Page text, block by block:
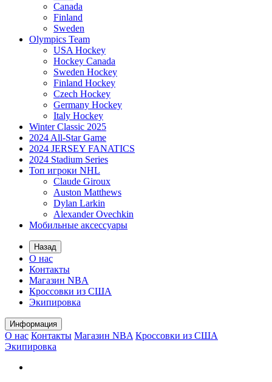
Canada
Finland
Sweden
Olympics Team
USA Hockey
Hockey Canada
Sweden Hockey
Finland Hockey
Czech Hockey
Germany Hockey
Italy Hockey
Winter Classic 2025
2024 All-Star Game
2024 JERSEY FANATICS
2024 Stadium Series
Топ игроки NHL
Claude Giroux
Auston Matthews
Dylan Larkin
Alexander Ovechkin
Мобильные аксессуары
Назад
О нас
Контакты
Магазин NBA
Кроссовки из США
Экипировка
Информация
О нас Контакты Магазин NBA Кроссовки из США
Экипировка